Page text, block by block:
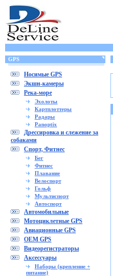
GPS
Носимые GPS
Экшн-камеры
Река-море
Эхолоты
Картплоттеры
Радары
Panoptix
Дрессировка и слежение за
собаками
Спорт, Фитнес
Бег
Фитнес
Плавание
Велоспорт
Гольф
Мультиспорт
Автоспорт
Автомобильные
Мотоциклетные GPS
Авиационные GPS
OEM GPS
Видеорегистраторы
Аксессуары
Наборы (крепление +
питание)